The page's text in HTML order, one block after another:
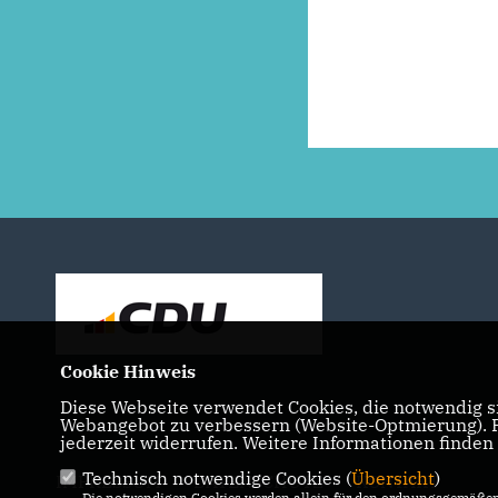
IMPRESSUM DATENSCHUTZ KONTAKT
Cookie Hinweis
Diese Webseite verwendet Cookies, die
Webangebot zu verbessern (Website-
jederzeit widerrufen. Weitere Informationen
Technisch notwendige Cookies (Übersicht)